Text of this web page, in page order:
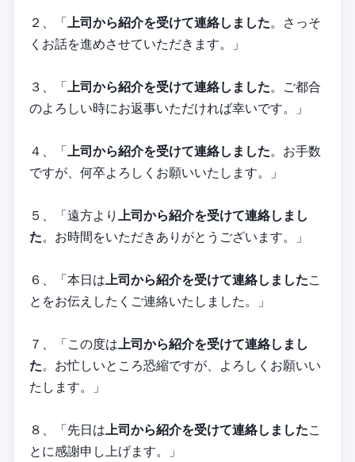
２、「 上司から紹介を受けて連絡しました。さっそ
くお話を進めさせていただきます。」
３、「 上司から紹介を受けて連絡しました。ご都合
のよろしい時にお返事いただければ幸いです。」
４、「 上司から紹介を受けて連絡しました。お手数
ですが、何卒よろしくお願いいたします。」
５、「遠方より 上司から紹介を受けて連絡しまし
た。お時間をいただきありがとうございます。」
６、「本日は 上司から紹介を受けて連絡しましたこ
とをお伝えしたくご連絡いたしました。」
７、「この度は 上司から紹介を受けて連絡しまし
た。お忙しいところ恐縮ですが、よろしくお願いい
たします。」
８、「先日は 上司から紹介を受けて連絡しましたこ
とに感謝申し上げます。」